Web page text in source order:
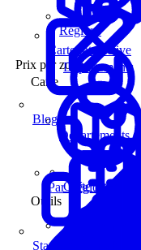
Carte interactive
Prix par zone
Par Région
Départements
Carte
Carte interactive
Outils
Régions
Départements
Blog
Statistiques